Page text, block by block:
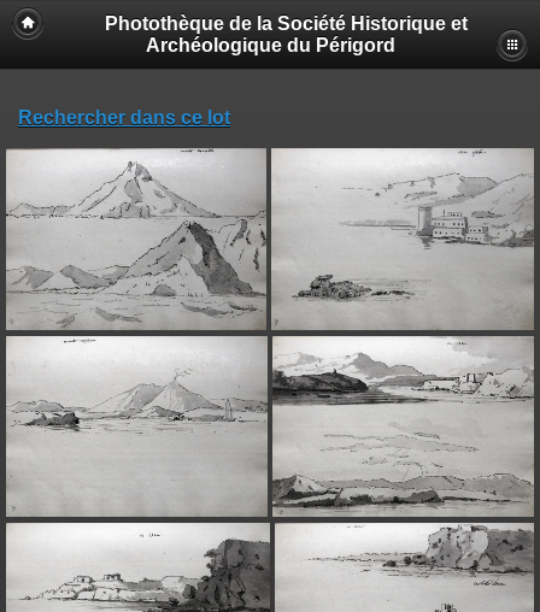
Photothèque de la Société Historique et
Archéologique du Périgord
Rechercher dans ce lot